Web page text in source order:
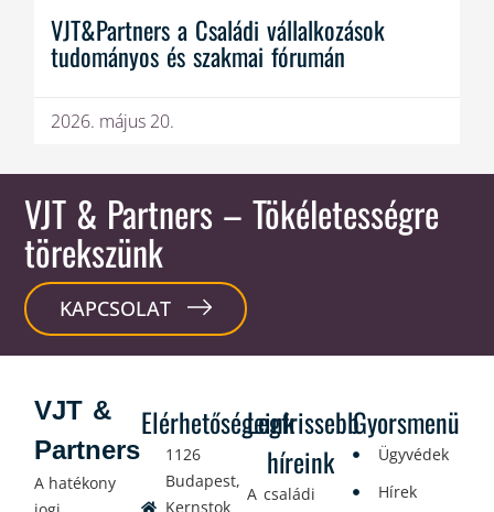
VJT&Partners a Családi vállalkozások
tudományos és szakmai fórumán
2026. május 20.
VJT & Partners – Tökéletességre
törekszünk
KAPCSOLAT
Elérhetőségeink
1126
Budapest,
Kernstok
Legfrissebb
híreink
A családi
Gyorsmenü
Ügyvédek
Hírek
VJT &
Partners
A hatékony